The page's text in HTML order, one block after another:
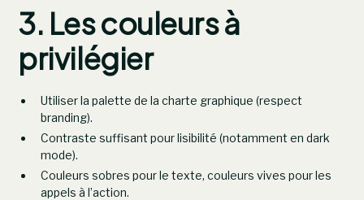
3. Les couleurs à
privilégier
Utiliser la palette de la charte graphique (respect
branding).
Contraste suffisant pour lisibilité (notamment en dark
mode).
Couleurs sobres pour le texte, couleurs vives pour les
appels à l’action.